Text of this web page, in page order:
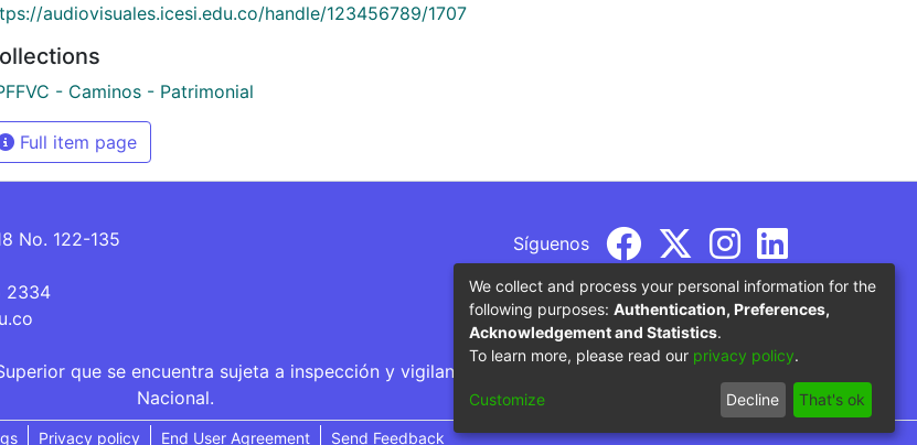
audiovisuales.icesi.edu.co/handle/123456789/1707
- Caminos - Patrimonial
Full item page
No. 122-135
2334
Síguenos
que se encuentra sujeta a inspección y vigilancia por parte del Ministerio de Educación
Nacional.
Privacy policy End User Agreement Send Feedback
We collect and process your personal information for the
following purposes: Authentication, Preferences,
Acknowledgement and Statistics.
To learn more, please read our privacy policy.
Customize Decline That's ok